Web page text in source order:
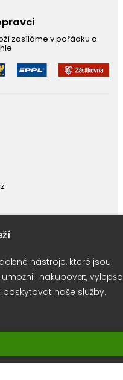
zasíláme v pořádku a
nástroje, které jsou
nakupovat,
naše služby.